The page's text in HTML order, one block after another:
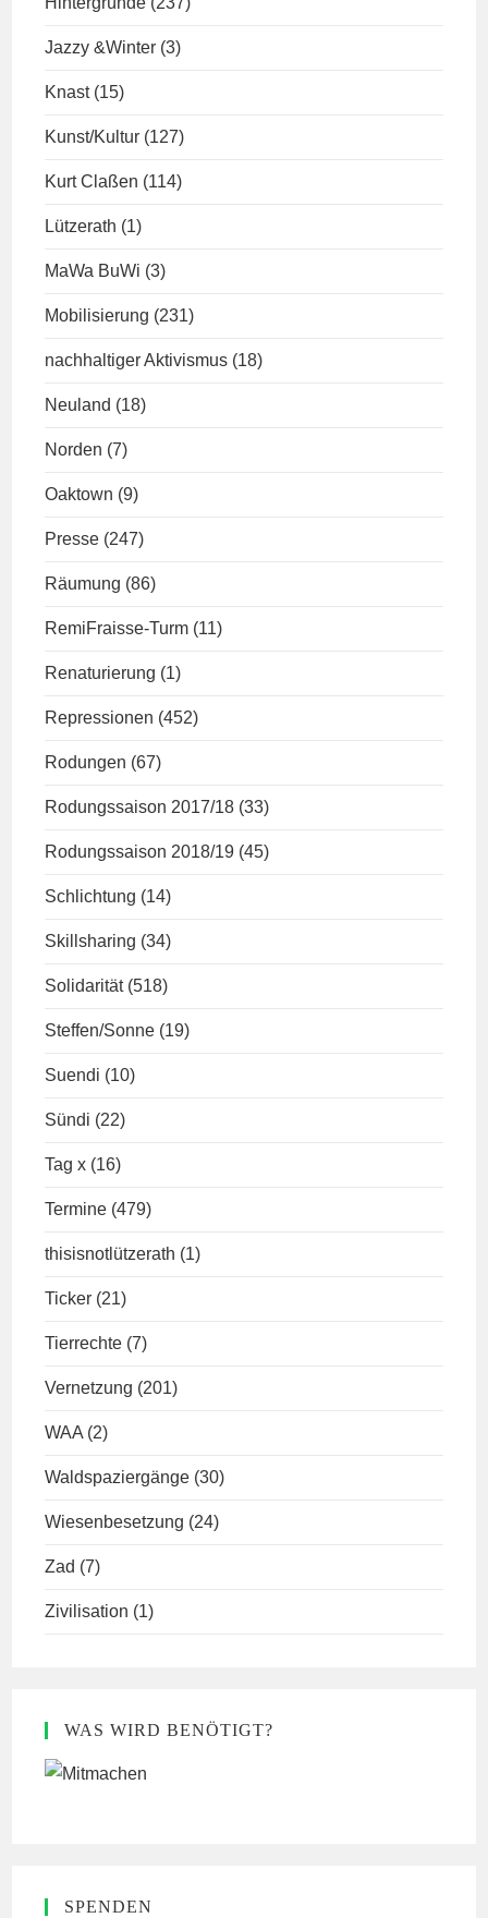
Jazzy &Winter (3)
Knast (15)
Kunst/Kultur (127)
Kurt Claßen (114)
Lützerath (1)
MaWa BuWi (3)
Mobilisierung (231)
nachhaltiger Aktivismus (18)
Neuland (18)
Norden (7)
Oaktown (9)
Presse (247)
Räumung (86)
RemiFraisse-Turm (11)
Renaturierung (1)
Repressionen (452)
Rodungen (67)
Rodungssaison 2017/18 (33)
Rodungssaison 2018/19 (45)
Schlichtung (14)
Skillsharing (34)
Solidarität (518)
Steffen/Sonne (19)
Suendi (10)
Sündi (22)
Tag x (16)
Termine (479)
thisisnotlützerath (1)
Ticker (21)
Tierrechte (7)
Vernetzung (201)
WAA (2)
Waldspaziergänge (30)
Wiesenbesetzung (24)
Zad (7)
Zivilisation (1)
WAS WIRD BENÖTIGT?
SPENDEN